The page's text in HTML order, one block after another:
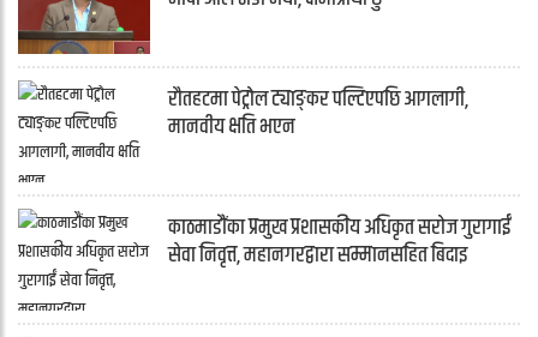
रौतहटमा पेट्रोल ट्याङ्कर पल्टिएपछि आगलागी,
मानवीय क्षति भएन
काठमाडौंका प्रमुख प्रशासकीय अधिकृत सरोज गुरागाईं
सेवा निवृत्त, महानगरद्वारा सम्मानसहित बिदाइ